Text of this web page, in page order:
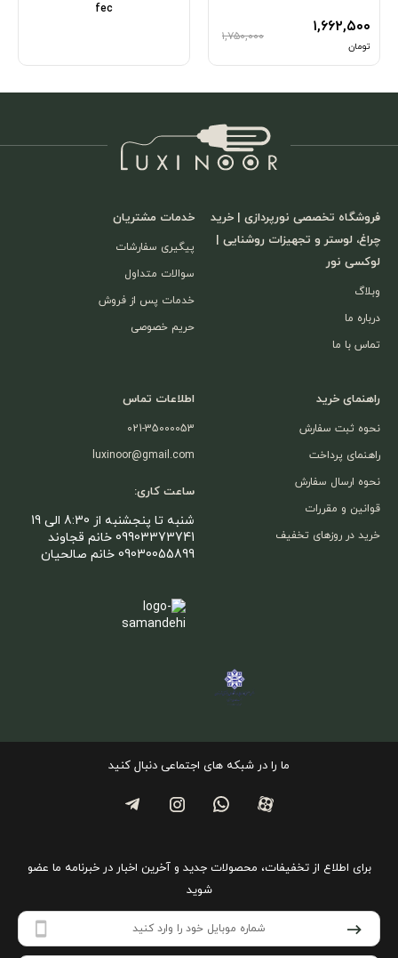
۱,۶۶۲,۵۰۰
تومان
۱,۷۵۰,۰۰۰
fec
فروشگاه تخصصی نورپردازی | خرید
چراغ، لوستر و تجهیزات روشنایی |
لوکسی نور
وبلاگ
درباره ما
تماس با ما
خدمات مشتریان
پیگیری سفارشات
سوالات متداول
خدمات پس از فروش
حریم خصوصی
راهنمای خرید
نحوه ثبت سفارش
راهنمای پرداخت
نحوه ارسال سفارش
قوانین و مقررات
خرید در روزهای تخفیف
اطلاعات تماس
021-35000053
luxinoor@gmail.com
ساعت کاری:
شنبه تا پنجشنبه از 8:30 الی 19
09903373741 خانم قجاوند
09030055899 خانم صالحیان
ما را در شبکه های اجتماعی دنبال کنید
برای اطلاع از تخفیفات، محصولات جدید و آخرین اخبار در خبرنامه ما عضو
شوید